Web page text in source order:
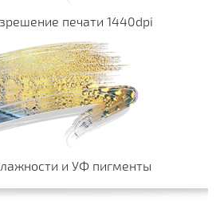
печати 1440dpi
и УФ пигменты